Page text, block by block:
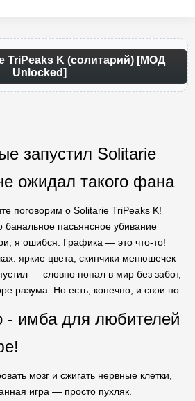
TriPeaks K (солитарий) [МОД
Unlocked]
запустил Solitarie
ожидал такого фана
поговорим о Solitarie TriPeaks K!
банальное пасьянсное убивание
я ошибся. Графика — это что-то!
яркие цвета, скинчики менюшечек —
— словно попал в мир без забот,
разума. Но есть, конечно, и свои но.
- имба для любителей
мозг и сжигать нервные клетки,
игра — просто пухляк.